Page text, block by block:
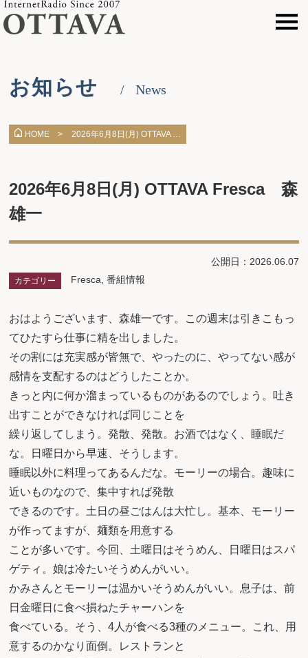
お知らせ News
HOME > 2026年6月8日(月) OTTAVA …
2026年6月8日(月) OTTAVA Fresca 森
雄一
公開日：2026.06.07
カテゴリー Fresca ,番組情報
おはようございます、森雄一です。この週末は引きこもっ
てひたすら仕事に精を出しました。
その割には充実感が皆無で、やったのに、やってない感が
感情を支配するのはどうしたことか。
きっと内に何か溜まっているものがあるのでしょう。吐き
出すことができなければ同じことを
繰り返してしまう。発散、発散。お酒ではなく、睡眠だ
な。日曜日から早速、そうします。
睡眠以外に料理ってあるんだな。モーリーの場合。趣味に
近いものなので、集中すれば発散
できるのです。土日の昼ごはんは大忙し。基本、モーリー
が作ってますが、麺類を用意する
ことが多いです。今回、土曜日はそうめん、日曜日はスパ
ゲティ。娘は冷たいそうめんがいい。
かみさんとモーリーは温かいそうめんがいい。息子は、前
日金曜日に食べ損ねたチャーハンを
食べている。そう、4人が食べる3種のメニュー。これ、用
意するのかなり面倒。レストランと